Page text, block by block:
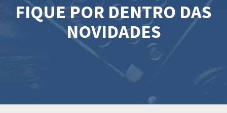
FIQUE POR DENTRO DAS
NOVIDADES